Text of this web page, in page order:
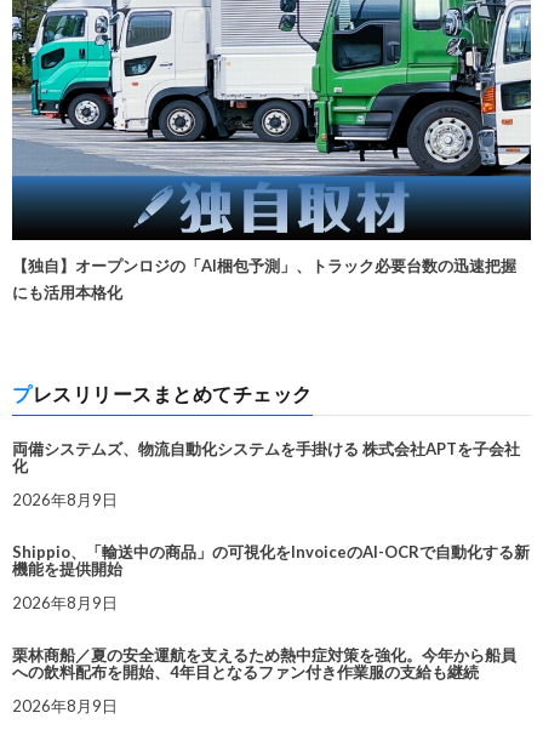
【独自】オープンロジの「AI梱包予測」、トラック必要台数の迅速把握
にも活用本格化
プレスリリースまとめてチェック
両備システムズ、物流自動化システムを手掛ける 株式会社APTを子会社
化
2026年8月9日
Shippio、「輸送中の商品」の可視化をInvoiceのAI-OCRで自動化する新
機能を提供開始
2026年8月9日
栗林商船／夏の安全運航を支えるため熱中症対策を強化。今年から船員
への飲料配布を開始、4年目となるファン付き作業服の支給も継続
2026年8月9日